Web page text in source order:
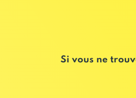
Si vous ne